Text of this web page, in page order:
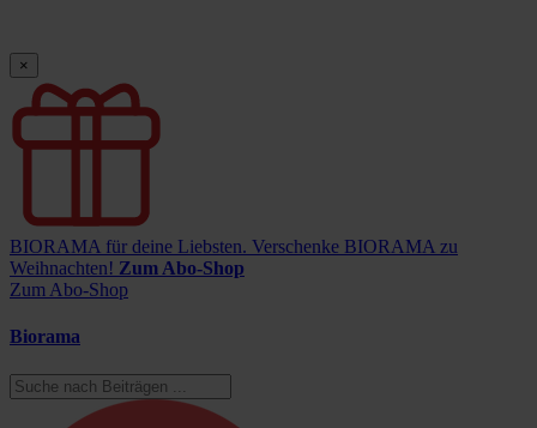
×
BIORAMA für deine Liebsten. Verschenke BIORAMA zu
Weihnachten! Zum Abo-Shop
Zum Abo-Shop
Biorama